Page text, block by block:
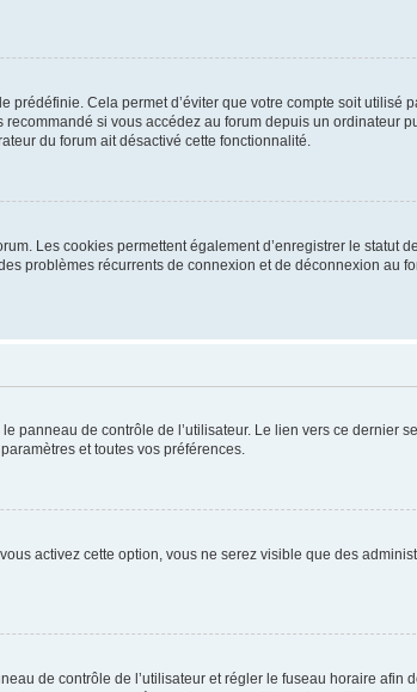
Cela permet d’éviter que votre compte soit utilisé
si vous accédez au forum depuis un ordinateur
du forum ait désactivé cette fonctionnalité.
Les cookies permettent également d’enregistrer le statut
problèmes récurrents de connexion et de déconnexion au
panneau de contrôle de l’utilisateur. Le lien vers ce dernier
et toutes vos préférences.
activez cette option, vous ne serez visible que des
de contrôle de l’utilisateur et régler le fuseau horaire afin